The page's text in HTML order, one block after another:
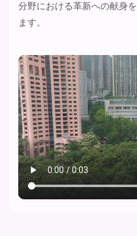
分野における革新への献身
ます。